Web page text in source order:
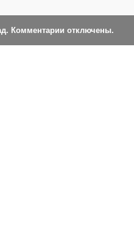
Комментарии отключены.